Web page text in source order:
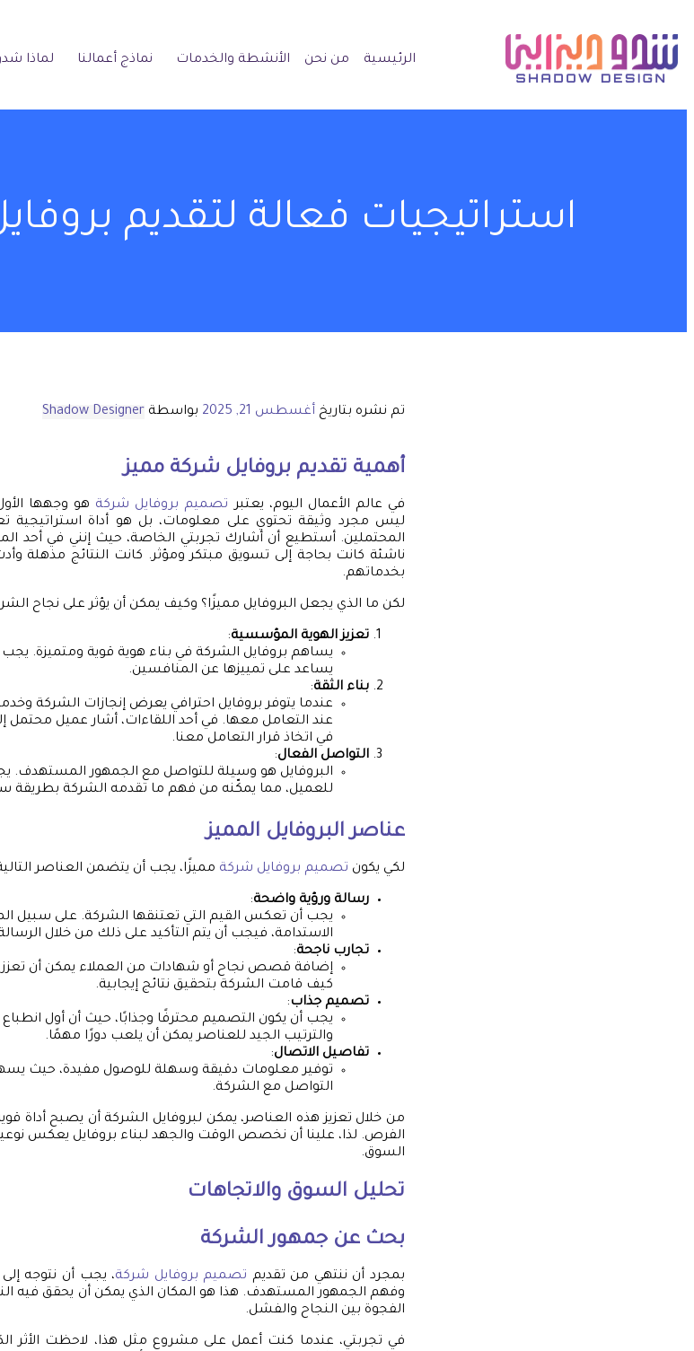
الرئيسية من نحن الأنشطة والخدمات نماذج أعمالنا لماذا
استراتيجيات فعالة لتقديم
تم نشره بتاريخ أغسطس 21, 2025 بواسطة Shadow Designer
أهمية تقديم بروفايل شركة مميز
في عالم الأعمال اليوم، يعتبر تصميم بروفايل شركة هو وجهها
ليس مجرد وثيقة تحتوي على معلومات، بل هو أداة استراتيجية
المحتملين. أستطيع أن أشارك تجربتي الخاصة، حيث إنني في أحد
ناشئة كانت بحاجة إلى تسويق مبتكر ومؤثر. كانت النتائج مذهلة
بخدماتهم.
لكن ما الذي يجعل البروفايل مميزًا؟ وكيف يمكن أن يؤثر على نجاح
تعزيز الهوية المؤسسية:
يساهم بروفايل الشركة في بناء هوية قوية ومتميزة.
يساعد على تمييزها عن المنافسين.
بناء الثقة:
عندما يتوفر بروفايل احترافي يعرض إنجازات الشركة
عند التعامل معها. في أحد اللقاءات، أشار عميل محتمل
في اتخاذ قرار التعامل معنا.
التواصل الفعال:
البروفايل هو وسيلة للتواصل مع الجمهور
للعميل، مما يمكّنه من فهم ما تقدمه الشركة
عناصر البروفايل المميز
لكي يكون تصميم بروفايل شركة مميزًا، يجب أن يتضمن العناصر
رسالة ورؤية واضحة:
يجب أن تعكس القيم التي تعتنقها الشركة. على سبيل
الاستدامة، فيجب أن يتم التأكيد على ذلك من خلال
تجارب ناجحة:
إضافة قصص نجاح أو شهادات من العملاء يمكن أن تعزز
كيف قامت الشركة بتحقيق نتائج إيجابية.
تصميم جذاب:
يجب أن يكون التصميم محترفًا وجذابًا، حيث أن أول انطباع
والترتيب الجيد للعناصر يمكن أن يلعب دورًا مهمًا.
تفاصيل الاتصال:
توفير معلومات دقيقة وسهلة للوصول مفيدة، حيث
التواصل مع الشركة.
من خلال تعزيز هذه العناصر، يمكن لبروفايل الشركة أن يصبح أداة
الفرص. لذا، علينا أن نخصص الوقت والجهد لبناء بروفايل يعكس
السوق.
تحليل السوق والاتجاهات
بحث عن جمهور الشركة
بمجرد أن ننتهي من تقديم تصميم بروفايل شركة، يجب أن نتوجه
وفهم الجمهور المستهدف. هذا هو المكان الذي يمكن أن يحقق فيه
الفجوة بين النجاح والفشل.
في تجربتي، عندما كنت أعمل على مشروع مثل هذا، لاحظت الأثر